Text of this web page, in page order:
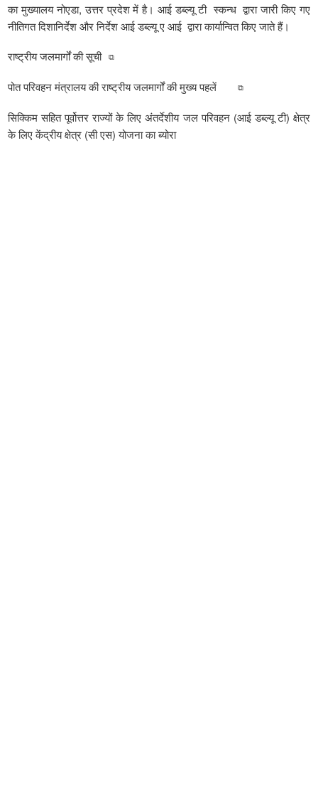
का मुख्यालय नोएडा, उत्तर प्रदेश में है। आई डब्ल्यू टी स्कन्ध द्वारा जारी किए गए
नीतिगत दिशानिर्देश और निर्देश आई डब्ल्यू ए आई द्वारा कार्यान्वित किए जाते हैं।
राष्ट्रीय जलमार्गों की सूची
पोत परिवहन मंत्रालय की राष्ट्रीय जलमार्गों की मुख्य पहलें
सिक्किम सहित पूर्वोत्तर राज्यों के लिए अंतर्देशीय जल परिवहन (आई डब्ल्यू टी) क्षेत्र
के लिए केंद्रीय क्षेत्र (सी एस) योजना का ब्योरा